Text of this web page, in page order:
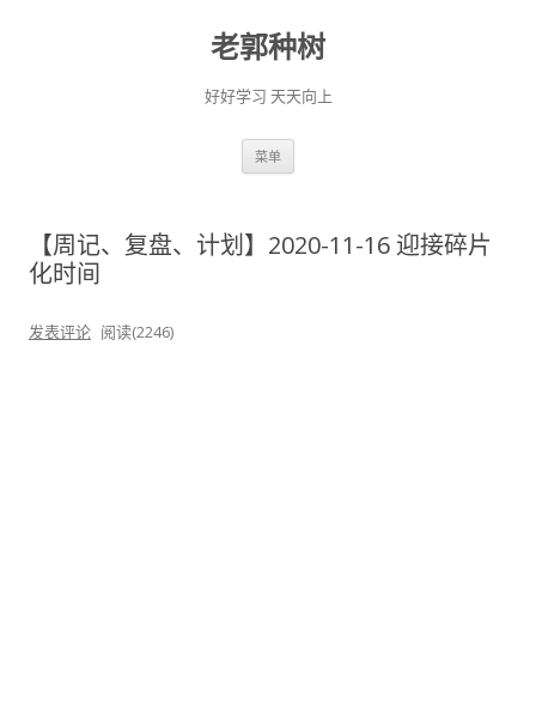
老郭种树
好好学习 天天向上
菜单
【周记、复盘、计划】2020-11-16 迎接碎片
化时间
发表评论 阅读(2246)